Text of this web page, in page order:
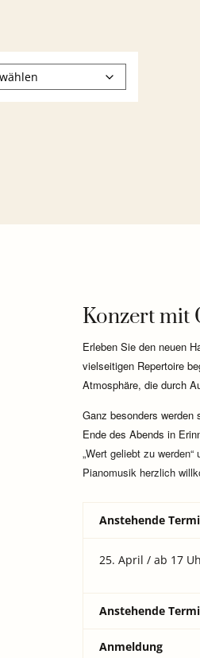
Konzert mit
Erleben Sie den neuen
vielseitigen Repertoire
Atmosphäre, die durch
Ganz besonders
Ende des Abends in
„Wert geliebt zu
Pianomusik herzlich
Anstehende
25. April / ab 17
Anstehende
Anmeldung